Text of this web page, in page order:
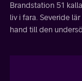
Brandstation 51
liv i fara. Severide
hand till den